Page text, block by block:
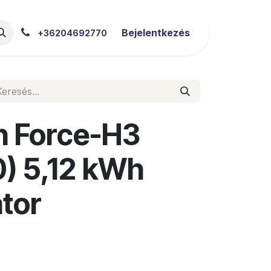
Blog Letöltések
+36204692770 Bejelentkezés
Force-H3
5,12 kWh